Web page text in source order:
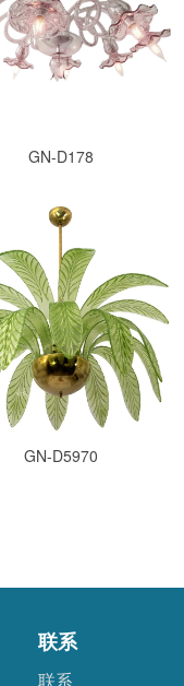
GN-D178
GN-D5970
联系
联系